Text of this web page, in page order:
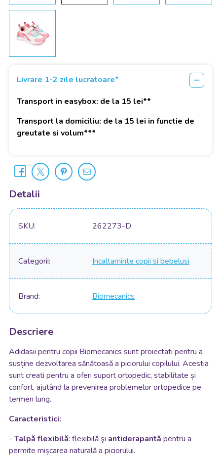
Livrare 1-2 zile lucratoare*
Transport in easybox: de la 15 lei**
Transport la domiciliu: de la 15 lei in functie de
greutate si volum***
Detalii
SKU 262273-D
Categorii Incaltaminte copii si bebelusi
Brand Biomecanics
Descriere
Adidasii pentru copii Biomecanics sunt proiectati pentru a
susține dezvoltarea sănătoasă a piciorului copilului. Acestia
sunt creati pentru a oferi suport ortopedic, stabilitate și
confort, ajutând la prevenirea problemelor ortopedice pe
termen lung.
Caracteristici:
- Talpă flexibilă: flexibilă şi antiderapantă pentru a
permite mișcarea naturală a piciorului.